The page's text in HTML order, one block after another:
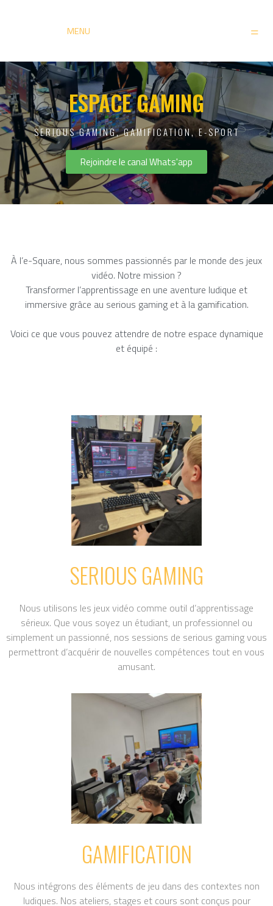
MENU
ESPACE GAMING
SERIOUS GAMING, GAMIFICATION, E-SPORT
Rejoindre le canal Whats'app
À l’e-Square, nous sommes passionnés par le monde des jeux
vidéo. Notre mission ?
Transformer l’apprentissage en une aventure ludique et
immersive grâce au serious gaming et à la gamification.
Voici ce que vous pouvez attendre de notre espace dynamique
et équipé :
SERIOUS GAMING
Nous utilisons les jeux vidéo comme outil d’apprentissage
sérieux. Que vous soyez un étudiant, un professionnel ou
simplement un passionné, nos sessions de serious gaming vous
permettront d’acquérir de nouvelles compétences tout en vous
amusant.
GAMIFICATION
Nous intégrons des éléments de jeu dans des contextes non
ludiques. Nos ateliers, stages et cours sont conçus pour